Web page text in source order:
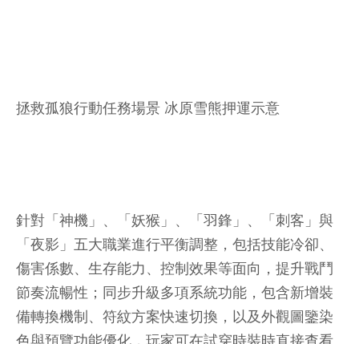
拯救孤狼行動任務場景 冰原雪熊押運示意
針對「神機」、「妖猴」、「羽鋒」、「刺客」與
「夜影」五大職業進行平衡調整，包括技能冷卻、
傷害係數、生存能力、控制效果等面向，提升戰鬥
節奏流暢性；同步升級多項系統功能，包含新增裝
備轉換機制、符紋方案快速切換，以及外觀圖鑒染
色與預覽功能優化，玩家可在試穿時裝時直接查看